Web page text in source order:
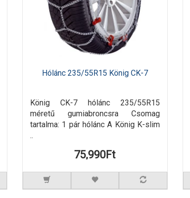
Hólánc 235/55R15 König CK-7
König CK-7 hólánc 235/55R15
méretű gumiabroncsra Csomag
tartalma: 1 pár hólánc A König K-slim
..
75,990Ft